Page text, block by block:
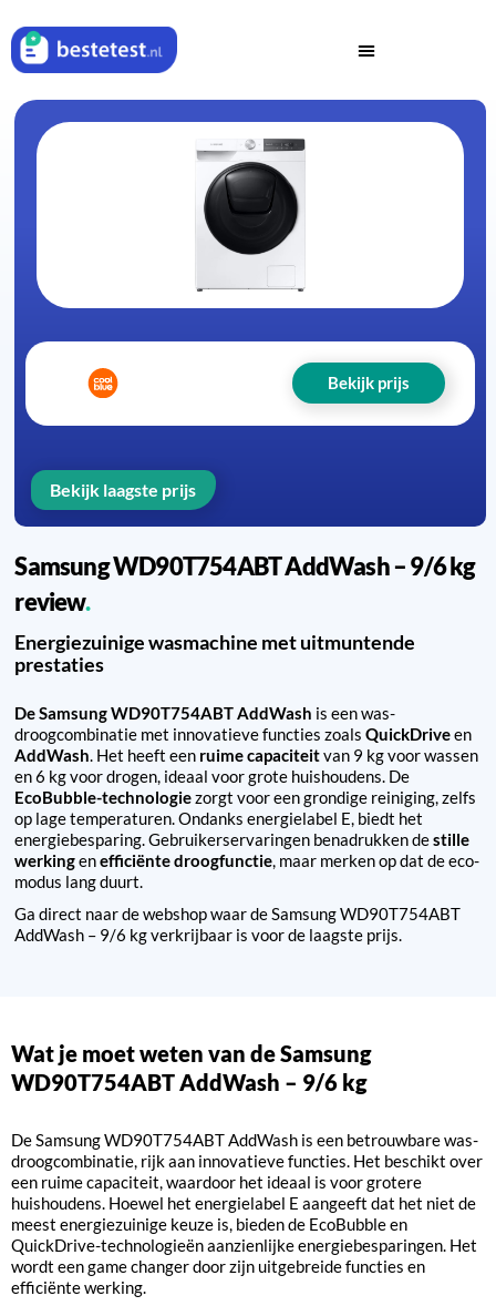
Samsung WD90T754ABT AddWash – 9/6 kg
review
Energiezuinige wasmachine met uitmuntende
prestaties
De Samsung WD90T754ABT AddWash is een was-
droogcombinatie met innovatieve functies zoalsQuickDriveen
AddWash. Het heeft een ruime capaciteitvan 9 kg voor wassen
en 6 kg voor drogen, ideaal voor grote huishoudens. De
EcoBubble-technologiezorgt voor een grondige reiniging, zelfs
op lage temperaturen. Ondanks energielabel E, biedt het
energiebesparing. Gebruikerservaringen benadrukken destille
werkingenefficiënte droogfunctie, maar merken op dat de eco-
modus lang duurt.
Ga direct naar de webshop waar de Samsung WD90T754ABT
AddWash – 9/6 kg verkrijbaar is voor de laagste prijs.
Bekijk prijs
Bekijk laagste prijs
Wat je moet weten van de Samsung
WD90T754ABT AddWash – 9/6 kg
De Samsung WD90T754ABT AddWash is een betrouwbare was-
droogcombinatie, rijk aan innovatieve functies. Het beschikt over
een ruime capaciteit, waardoor het ideaal is voor grotere
huishoudens. Hoewel het energielabel E aangeeft dat het niet de
meest energiezuinige keuze is, bieden de EcoBubble en
QuickDrive-technologieën aanzienlijke energiebesparingen. Het
wordt een game changer door zijn uitgebreide functies en
efficiënte werking.